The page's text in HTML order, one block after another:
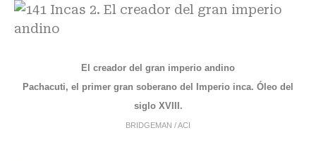
El creador del gran imperio andino
Pachacuti, el primer gran soberano del Imperio inca. Óleo del
siglo XVIII.
BRIDGEMAN / ACI